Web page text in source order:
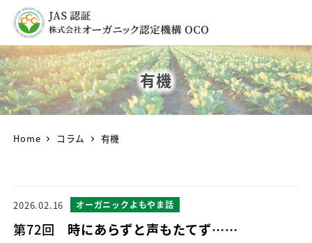
有機
Home コラム 有機
第72回 時にあらずと声もたてず……
2026.02.16 オーガニックよもやま話